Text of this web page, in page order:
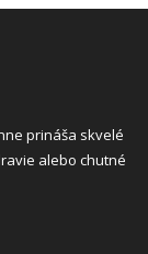
prináša skvelé
alebo chutné